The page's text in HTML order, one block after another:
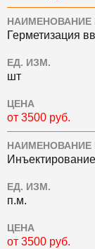
НАИМЕНОВАНИЕ
Герметизация
ЕД. ИЗМ.
шт
ЦЕНА
от 3500 руб.
НАИМЕНОВАНИЕ
ЕД. ИЗМ.
п.м.
ЦЕНА
от 3500 руб.